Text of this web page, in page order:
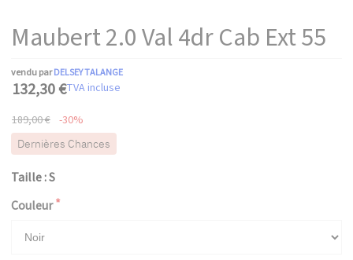
Maubert 2.0 Val 4dr Cab Ext 55
vendu parDELSEY TALANGE
132,30 €TVA incluse
189,00 € -30%
Dernières Chances
Taille : S
Couleur